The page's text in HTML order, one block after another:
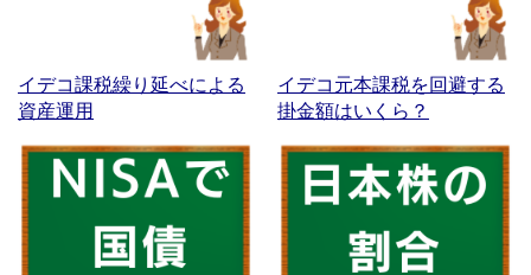
イデコ課税繰り延べによる
資産運用
イデコ元本課税を回避する
掛金額はいくら？